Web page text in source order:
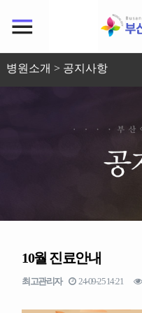
병원소개 > 공지사항
10월 진료안내
최고관리자 24-09-25 14:21